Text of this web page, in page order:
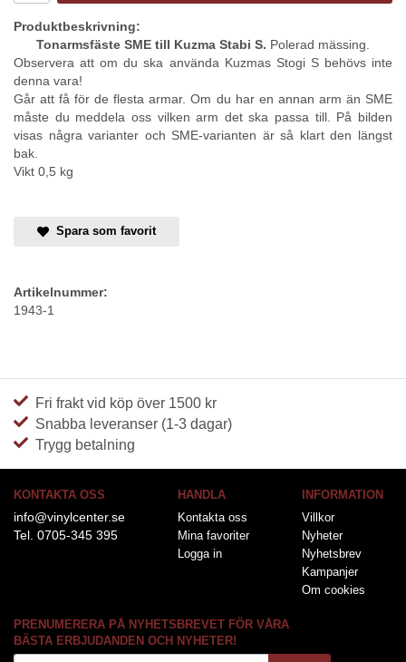
Produktbeskrivning:
Tonarmsfäste SME till Kuzma Stabi S. Polerad mässing.
Observera att om du ska använda Kuzmas Stogi S behövs inte
denna vara!
Går att få för de flesta armar. Om du har en annan arm än SME
måste du meddela oss vilken arm det ska passa till. På bilden
visas några varianter och SME-varianten är så klart den längst
bak.
Vikt 0,5 kg
Spara som favorit
Artikelnummer:
1943-1
Fri frakt vid köp över 1500 kr
Snabba leveranser (1-3 dagar)
Trygg betalning
KONTAKTA OSS
info@vinylcenter.se
Tel. 0705-345 395
HANDLA
Kontakta oss
Mina favoriter
Logga in
INFORMATION
Villkor
Nyheter
Nyhetsbrev
Kampanjer
Om cookies
PRENUMERERA PÅ NYHETSBREVET FÖR VÅRA
BÄSTA ERBJUDANDEN OCH NYHETER!